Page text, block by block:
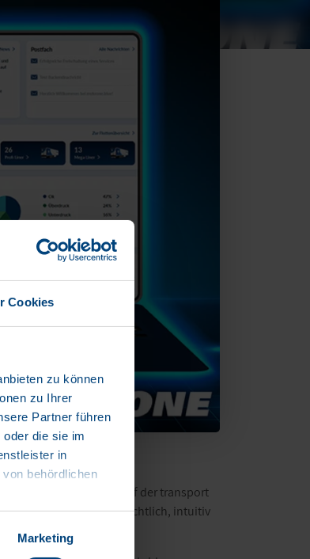
Cookies
zu können
zu Ihrer
Partner führen
die sie im
in
behördlichen
Marketing
welches erstmals auf der transport
zentralen Ort – übersichtlich, intuitiv